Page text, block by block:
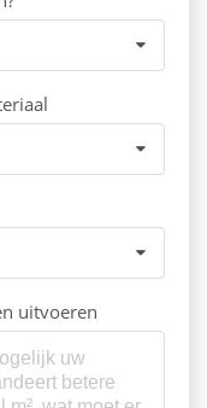
uitvoeren